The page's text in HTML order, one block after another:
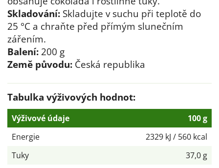
Skladování: Skladujte v suchu při teplotě do
25 °C a chraňte před přímým slunečním
zářením.
Balení: 200 g
Země původu: Česká republika
Tabulka výživových hodnot:
Výživové údaje
100 g
Energie
2329 kJ / 560 kcal
Tuky
37,0 g